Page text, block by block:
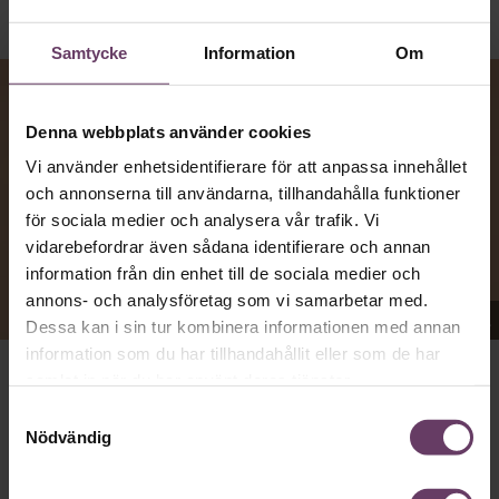
Samtycke Information Om
Denna webbplats använder cookies
Vi använder enhetsidentifierare för att anpassa innehållet
och annonserna till användarna, tillhandahålla funktioner
för sociala medier och analysera vår trafik. Vi
vidarebefordrar även sådana identifierare och annan
information från din enhet till de sociala medier och
annons- och analysföretag som vi samarbetar med.
Dessa kan i sin tur kombinera informationen med annan
information som du har tillhandahållit eller som de har
Nödvändig
Appen Sinceerly imiterar vd:ars kortfattade språk.
mejl från främlingar. Men studenten
Ben Horwitzpå
Harvard Business School kom på ett trick: Han skapade